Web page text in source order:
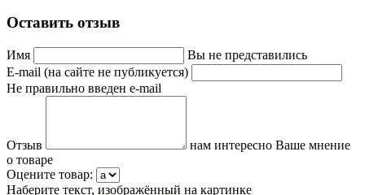
Оставить отзыв
Имя
Вы не представились
E-mail (на сайте не публикуется)
Не правильно введен e-mail
Отзыв
нам интересно Ваше мнение
о товаре
Оцените товар:
Наберите текст, изображённый на картинке